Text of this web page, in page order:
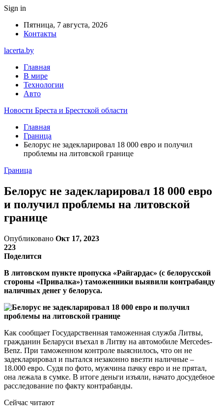
Sign in
Пятница, 7 августа, 2026
Контакты
lacerta.by
Главная
В мире
Технологии
Авто
Новости Бреста и Брестской области
Главная
Граница
Белорус не задекларировал 18 000 евро и получил
проблемы на литовской границе
Граница
Белорус не задекларировал 18 000 евро
и получил проблемы на литовской
границе
Опубликовано Окт 17, 2023
223
Поделится
В литовском пункте пропуска «Райгардас» (с белорусской
стороны «Привалка») таможенники выявили контрабанду
наличных денег у белоруса.
Как сообщает Государственная таможенная служба Литвы,
гражданин Беларуси въехал в Литву на автомобиле Mercedes-
Benz. При таможенном контроле выяснилось, что он не
задекларировал и пытался незаконно ввезти наличные –
18.000 евро. Судя по фото, мужчина пачку евро и не прятал,
она лежала в сумке. В итоге деньги изъяли, начато досудебное
расследование по факту контрабанды.
Сейчас читают